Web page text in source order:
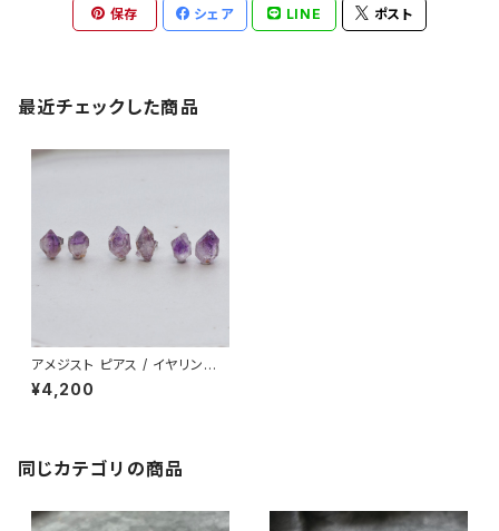
保存 シェア LINE ポスト
最近チェックした商品
アメジスト ピアス / イヤリング
原石 鉱物 天然石 パワーストー
ン (No.2311)
¥4,200
同じカテゴリの商品